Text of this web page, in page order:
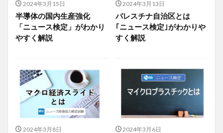
2024年3月15日
半導体の国内生産強化
「ニュース検定」がわかり
やすく解説
2024年3月13日
パレスチナ自治区とは
｢ニュース検定｣がわかりや
すく解説
2024年3月8日 2024年3月6日